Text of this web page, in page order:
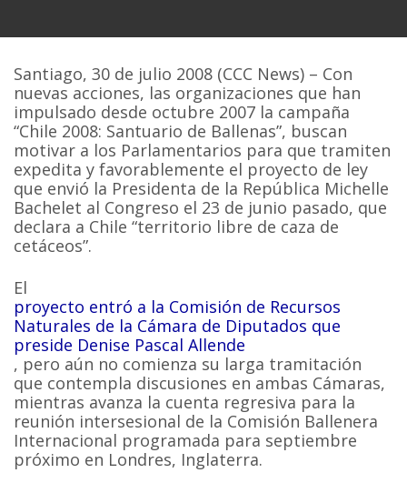
Santiago, 30 de julio 2008 (CCC News) – Con
nuevas acciones, las organizaciones que han
impulsado desde octubre 2007 la campaña
“Chile 2008: Santuario de Ballenas”, buscan
motivar a los Parlamentarios para que tramiten
expedita y favorablemente el proyecto de ley
que envió la Presidenta de la República Michelle
Bachelet al Congreso el 23 de junio pasado, que
declara a Chile “territorio libre de caza de
cetáceos”.
El
proyecto entró a la Comisión de Recursos
Naturales de la Cámara de Diputados que
preside Denise Pascal Allende
, pero aún no comienza su larga tramitación
que contempla discusiones en ambas Cámaras,
mientras avanza la cuenta regresiva para la
reunión intersesional de la Comisión Ballenera
Internacional programada para septiembre
próximo en Londres, Inglaterra.